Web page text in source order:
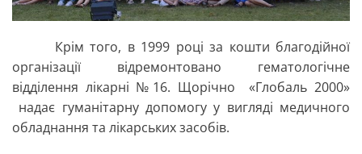
Крім того, в 1999 році за кошти благодійної
організації відремонтовано гематологічне
відділення лікарні №16. Щорічно «Глобаль 2000»
надає гуманітарну допомогу у вигляді медичного
обладнання та лікарських засобів.